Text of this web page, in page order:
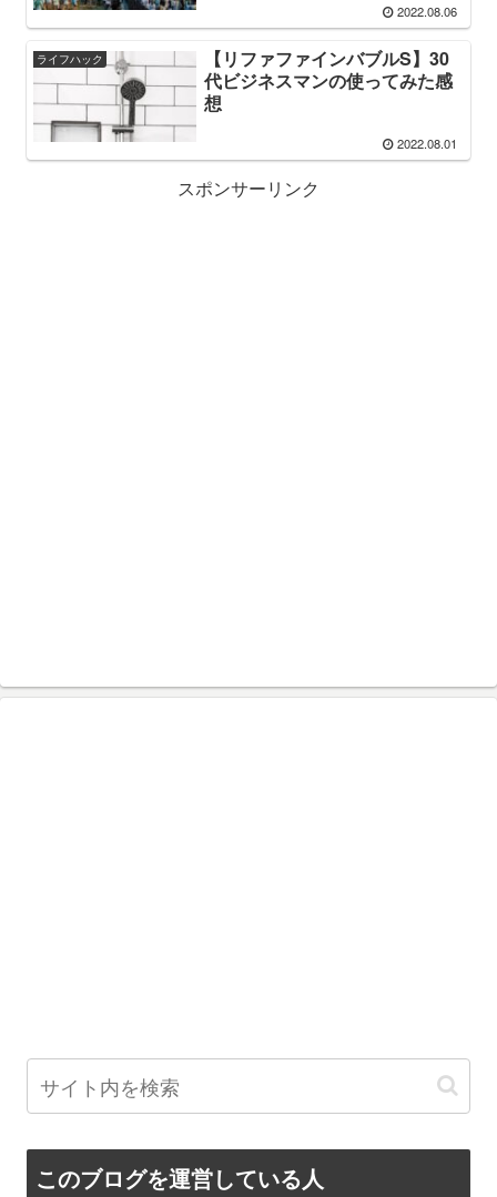
2022.08.06
ライフハック
【リファファインバブルS】30
代ビジネスマンの使ってみた感
想
2022.08.01
スポンサーリンク
このブログを運営している人